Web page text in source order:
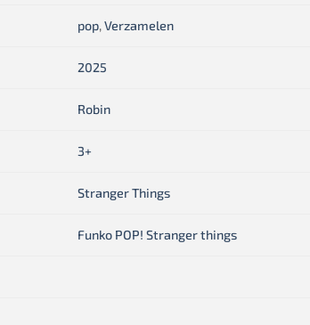
pop,Verzamelen
2025
Robin
3+
Stranger Things
Funko POP! Stranger things